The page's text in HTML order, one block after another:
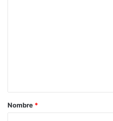
Nombre *